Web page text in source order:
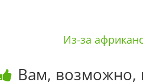
Из-за
Вам, возможно,